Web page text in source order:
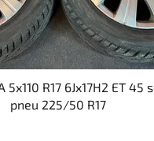
5x110 R17 6Jx17H2 ET 45
pneu 225/50 R17